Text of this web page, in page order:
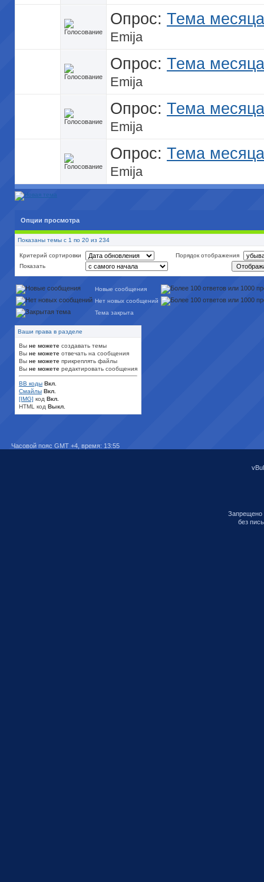
Опрос: Тема
Emija
Опрос: Тема
Emija
Опрос: Тема
Emija
Опрос: Тема
Emija
Опции просмотра
Показаны темы с 1 по 20 из 234
Критерий сортировки
Порядок отображения
Показать
Новые сообщения
Нет новых сообщений
Тема закрыта
Ваши права в разделе
Вы не можете создавать темы
Вы не можете отвечать на сообщения
Вы не можете прикреплять файлы
Вы не можете редактировать сообщения
BB коды Вкл.
Смайлы Вкл.
[IMG] код Вкл.
HTML код Выкл.
Часовой пояс GMT +4, время: 13:55
Запрещено
без